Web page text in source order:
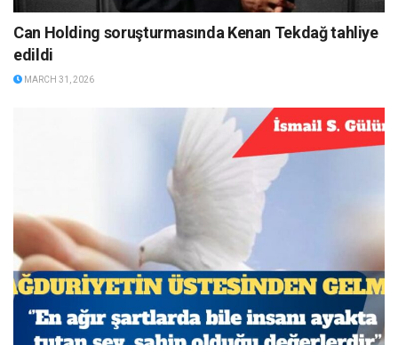
Can Holding soruşturmasında Kenan Tekdağ tahliye
edildi
MARCH 31, 2026